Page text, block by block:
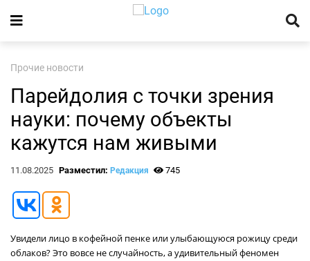
Прочие новости
Парейдолия с точки зрения
науки: почему объекты
кажутся нам живыми
11.08.2025 Разместил: Редакция 745
Увидели лицо в кофейной пенке или улыбающуюся рожицу среди
облаков? Это вовсе не случайность, а удивительный феномен